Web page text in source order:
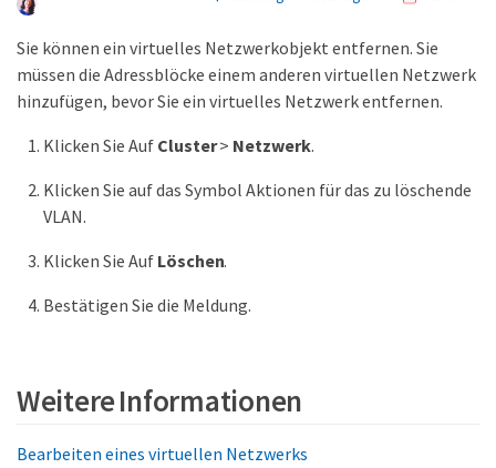
Sie können ein virtuelles Netzwerkobjekt entfernen. Sie
müssen die Adressblöcke einem anderen virtuellen Netzwerk
hinzufügen, bevor Sie ein virtuelles Netzwerk entfernen.
Klicken Sie Auf Cluster> Netzwerk.
Klicken Sie auf das Symbol Aktionen für das zu löschende
VLAN.
Klicken Sie Auf Löschen.
Bestätigen Sie die Meldung.
Weitere Informationen
Bearbeiten eines virtuellen Netzwerks